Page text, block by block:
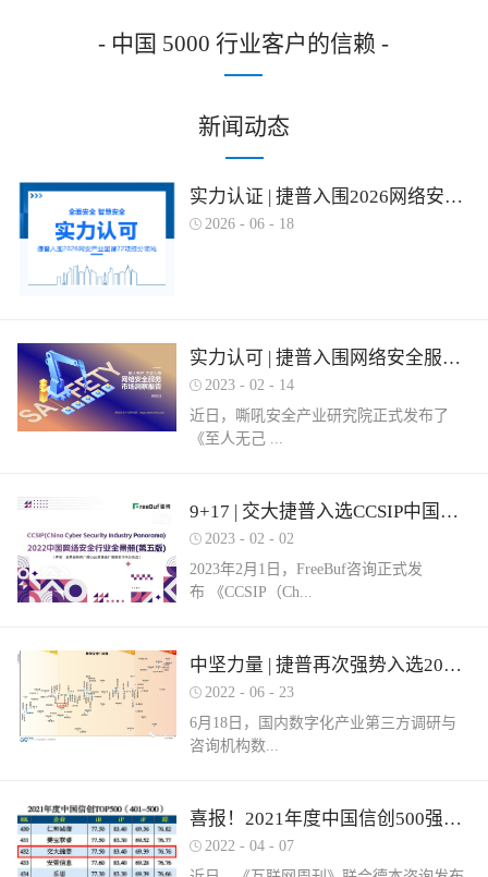
- 中国 5000 行业客户的信赖 -
新闻动态
实力认证 | 捷普入围2026网络安全产业图谱多项细分领域！
2026 - 06 - 18
实力认可 | 捷普入围网络安全服务产业需求行为全景图谱
2023 - 02 - 14
近日，嘶吼安全产业研究院正式发布了
《至人无己 ...
正复为奇：网络安全服务市场洞察报告》
（以下简称《报告》）。嘶吼安全产业研
六部分，即安全运营、安全集成、安全实
战、安全培训、安全咨询和安全保险。其
市场对捷普安全服务实力的高度认可。根
据嘶吼安全产业研究院自主调研的解决网
络安全集成需求数据显示：只有17%的参
与调研的企业可以提供此类需求的服务。
捷普安全集成服务不仅拥有多个省级信创
络安全需求。同时，捷普具备从业多年的
信息安全专业人才，具备专业的安全技术
服务团队，拥有CISSP、CCIE等资质，对
9+17 | 交大捷普入选CCSIP中国网络安全行业全景册（第五版）多项细分领域！
2023 - 02 - 02
2023年2月1日，FreeBuf咨询正式发
布 《CCSIP（Ch...
ina Cyber Security Panorama）2022 中国网
络安全行业全景册（第五版）》。捷普此
“主机防病毒”、“上网行为管理”、“抗
DDOS”、“SD-WAN”、“云WAF”、“网页防
全”、“NTA/NDR”、“SOC”、“SIEM”、“风
险及脆弱性管理”、“工业防火墙”和“工业
网络隔离系统/网闸”。捷普作为国内领先
中坚力量 | 捷普再次强势入选2022中国网络安全企业全国100强！
2022 - 06 - 23
6月18日，国内数字化产业第三方调研与
咨询机构数...
世咨询正式发布《2022年中国数字安全百
强报告》（以下简称百强报告）。百强报
喜报！2021年度中国信创500强榜单发布，捷普强势入围！
2022 - 04 - 07